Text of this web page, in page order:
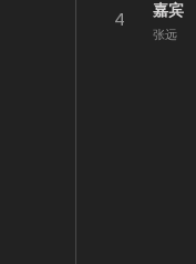
4
嘉宾
张远